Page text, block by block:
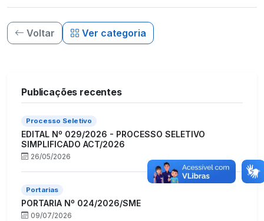
Voltar Ver categoria
Publicações recentes
Processo Seletivo
EDITAL Nº 029/2026 - PROCESSO SELETIVO
SIMPLIFICADO ACT/2026
26/05/2026
Portarias
PORTARIA Nº 024/2026/SME
09/07/2026